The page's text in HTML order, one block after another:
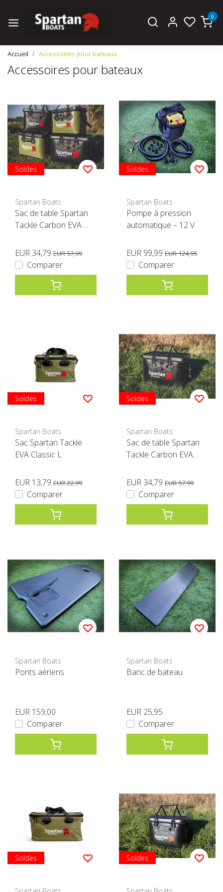
0
Accueil Accessoires pour bateaux
Accessoires pour bateaux
Soldes
Spartan Boats
Sac de table Spartan
Tackle Carbon EVA
EUR 34,79 EUR 57,99
Comparer
Soldes
Spartan Boats
Pompe à pression
automatique – 12 V
EUR 99,99 EUR 124,95
Comparer
Soldes
Spartan Boats
Sac Spartan Tackle
EVA Classic L
EUR 13,79 EUR 22,99
Comparer
Soldes
Spartan Boats
Sac de table Spartan
Tackle Carbon EVA
EUR 34,79 EUR 57,99
Comparer
Spartan Boats
Ponts aériens
EUR 159,00
Comparer
Spartan Boats
Banc de bateau
EUR 25,95
Comparer
Soldes Soldes